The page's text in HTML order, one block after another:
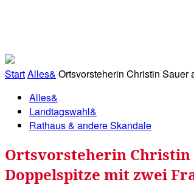
StartAlles& Ortsvorsteherin Christin Sauer
Alles&
Landtagswahl&
Rathaus & andere Skandale
Ortsvorsteherin Christin
Doppelspitze mit zwei